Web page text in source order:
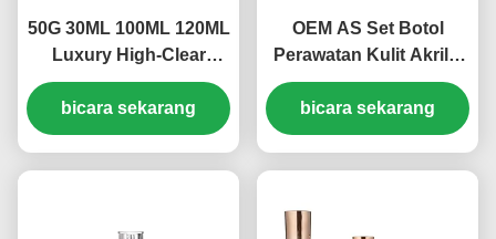
50G 30ML 100ML 120ML
Luxury High-Clear
Leakproof Glass
Skincare Packaging Set
untuk Toner, Lotion,
bicara sekarang
OEM AS Set Botol
Perawatan Kulit Akrilik
30ml 50ml 100ml Set
Botol Kosmetik (MC-
301)
bicara sekarang